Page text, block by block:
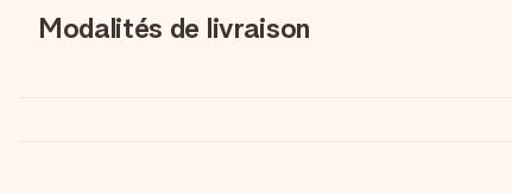
Modalités de livraison